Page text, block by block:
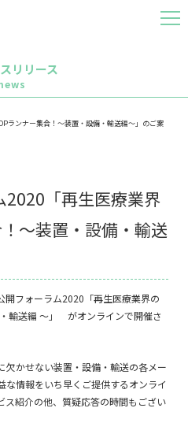
MEN
リリース
ランナー集合！～装置・設備・輸送編～」のご案
2020「再生医療業界
～装置・設備・輸送
フォーラム2020「再生医療業界の
輸送編 ～」 がオンラインで開催さ
欠かせない装置・設備・輸送の各メー
な情報をいち早くご提供するオンライ
ス紹介の他、質疑応答の時間もござい